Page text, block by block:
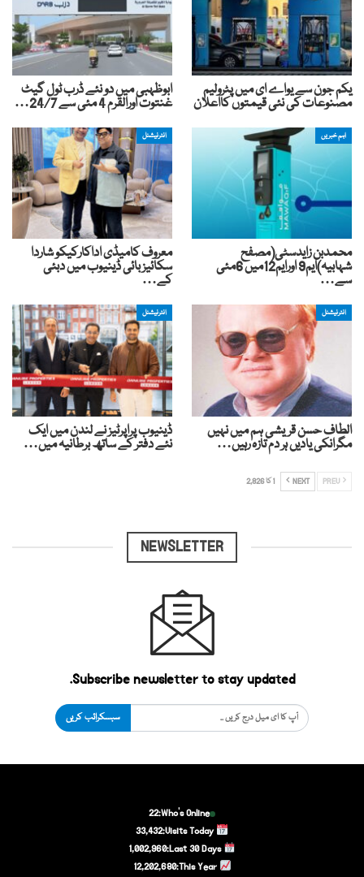
یکم جون سے یواے ای میں پٹرولیم
مصنوعات کی نئی قیمتوں کااعلان
ابوظہبی میں دو نئے ڈرب ٹول گیٹ
غنتوت اورالقرم 4 مئی سے 24/7…
اہم خبریں
محمدبن زایدسٹی(مصفح
شہابیہ)ایم9 اورایم12میں 6مئی
سے…
انٹرنیشنل
معروف کامیڈی اداکارکیکو شاردا
سکائیز بائی ڈینیوب میں دبئی
کے…
انٹرنیشنل
الطاف حسن قریشی ہم میں نہیں
مگرانکی یادیں ہر دم تازہ رہیں…
انٹرنیشنل
ڈینیوب پراپرٹیز نے لندن میں ایک
نئے دفتر کے ساتھ برطانیہ میں…
NEXT 1 کا 2,826
NEWSLETTER
Subscribe newsletter to stay updated.
سبسکرائب کریں
Who's Online:
22
Visits Today:
33,432
Last 30 Days:
1,002,960
This Year:
12,202,680